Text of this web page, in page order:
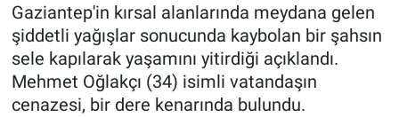
Gaziantep'in kırsal alanlarında meydana gelen
şiddetli yağışlar sonucunda kaybolan bir şahsın
sele kapılarak yaşamını yitirdiği açıklandı.
Mehmet Oğlakçı (34) isimli vatandaşın
cenazesi, bir dere kenarında bulundu.